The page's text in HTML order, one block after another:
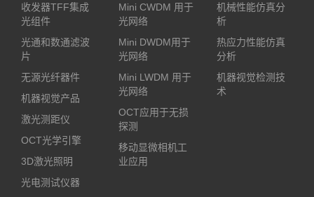
收发器TFF集成
光组件
光通和数通滤波
片
无源光纤器件
机器视觉产品
激光测距仪
OCT光学引擎
3D激光照明
光电测试仪器
Mini CWDM 用于
光网络
Mini DWDM用于
光网络
Mini LWDM 用于
光网络
OCT应用于无损
探测
移动显微相机工
业应用
机械性能仿真分
析
热应力性能仿真
分析
机器视觉检测技
术